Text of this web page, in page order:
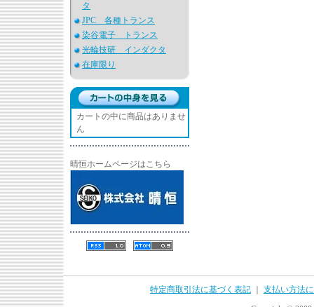
タ
JPC 各種トランス
染谷電子 トランス
光輪技研 インダクタ
在庫限り
カートの中に商品はありませ
ん
晴恒ホームページはこちら
特定商取引法に基づく表記
支払い方法